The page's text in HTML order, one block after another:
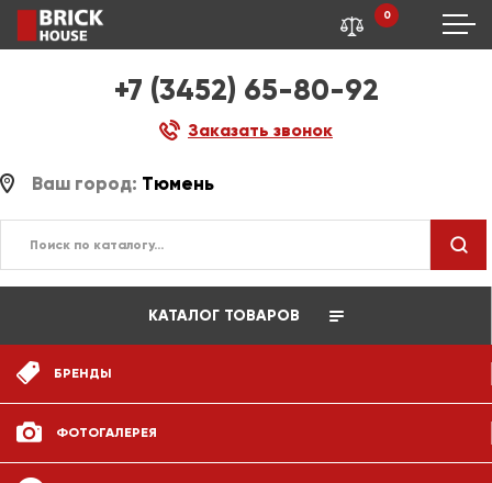
+7 (3452) 65-80-92
Заказать звонок
0
Ваш город: Тюмень
КАТАЛОГ ТОВАРОВ
БРЕНДЫ
ФОТОГАЛЕРЕЯ